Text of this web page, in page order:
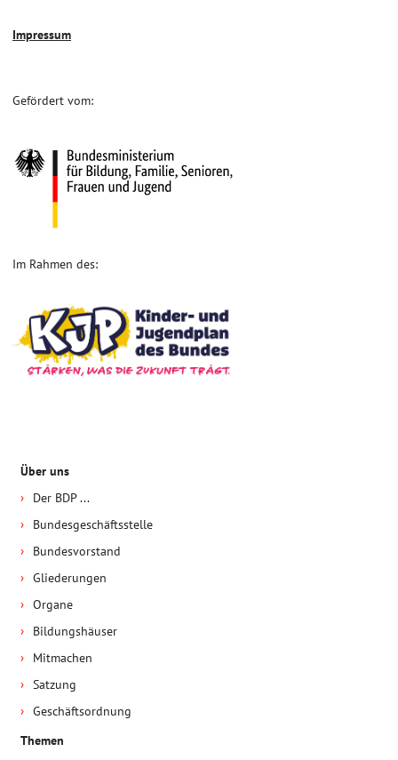
Impressum
Gefördert vom:
Im Rahmen des:
Über uns
Der BDP ...
Bundesgeschäftsstelle
Bundesvorstand
Gliederungen
Organe
Bildungshäuser
Mitmachen
Satzung
Geschäftsordnung
Themen